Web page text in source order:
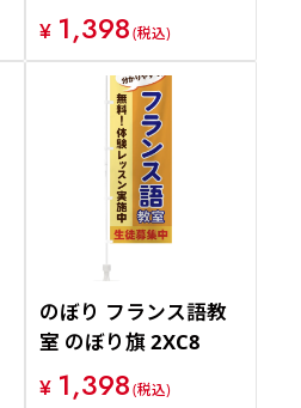
¥ 1,398(税込)
のぼり フランス語教
室 のぼり旗 2XC8
¥ 1,398(税込)